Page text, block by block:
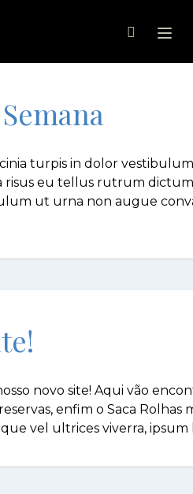
turpis in dolor
risus eu tellus rutrum
ut urna non augue
novo site! Aqui vão
enfim o Saca
vel ultrices viverra,